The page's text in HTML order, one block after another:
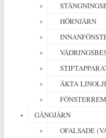
HÖRNJÄRN
ÄKTA
GÅNGJÄRN
OFALSADE